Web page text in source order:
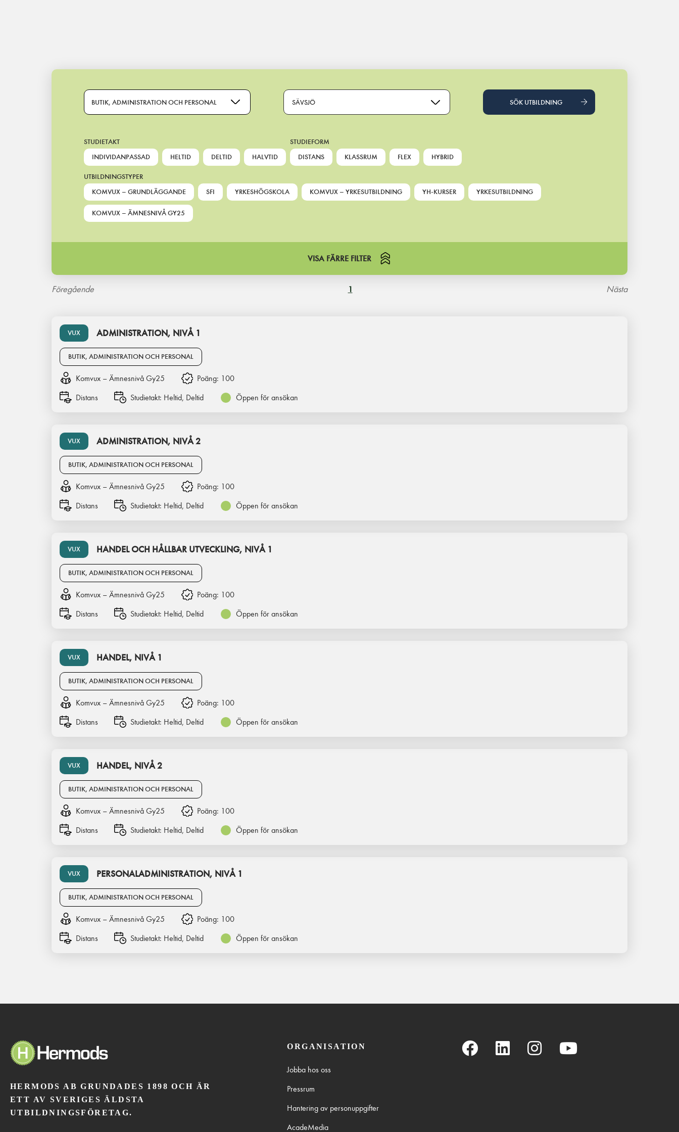
Main Navigation
BUTIK, ADMINISTRATION OCH PERSONAL SÄVSJÖ SÖK UTBILDNING
STUDIETAKT
INDIVIDANPASSAD
HELTID DELTID HALVTID
STUDIEFORM
DISTANS
KLASSRUM FLEX HYBRID
UTBILDNINGSTYPER
KOMVUX – GRUNDLÄGGANDE
SFI YRKESHÖGSKOLA KOMVUX – YRKESUTBILDNING YH-KURSER YRKESUTBILDNING
KOMVUX – ÄMNESNIVÅ GY25
VISA FÄRRE FILTER
Föregående 1 Nästa
VUX ADMINISTRATION, NIVÅ 1
BUTIK, ADMINISTRATION OCH PERSONAL
Komvux – Ämnesnivå Gy25 Poäng: 100
Distans
Studietakt: Heltid, Deltid Öppen för ansökan
VUX ADMINISTRATION, NIVÅ 2
BUTIK, ADMINISTRATION OCH PERSONAL
Komvux – Ämnesnivå Gy25 Poäng: 100
Distans
Studietakt: Heltid, Deltid Öppen för ansökan
VUX HANDEL OCH HÅLLBAR UTVECKLING, NIVÅ 1
BUTIK, ADMINISTRATION OCH PERSONAL
Komvux – Ämnesnivå Gy25 Poäng: 100
Distans
Studietakt: Heltid, Deltid Öppen för ansökan
VUX HANDEL, NIVÅ 1
BUTIK, ADMINISTRATION OCH PERSONAL
Komvux – Ämnesnivå Gy25 Poäng: 100
Distans
Studietakt: Heltid, Deltid Öppen för ansökan
VUX HANDEL, NIVÅ 2
BUTIK, ADMINISTRATION OCH PERSONAL
Komvux – Ämnesnivå Gy25 Poäng: 100
Distans
Studietakt: Heltid, Deltid Öppen för ansökan
VUX PERSONALADMINISTRATION, NIVÅ 1
BUTIK, ADMINISTRATION OCH PERSONAL
Komvux – Ämnesnivå Gy25 Poäng: 100
Distans
Studietakt: Heltid, Deltid Öppen för ansökan
HERMODS AB GRUNDADES 1898 OCH ÄR
ETT AV SVERIGES ÄLDSTA
UTBILDNINGSFÖRETAG.
ORGANISATION
Jobba hos oss
Pressrum
Hantering av personuppgifter
AcadeMedia